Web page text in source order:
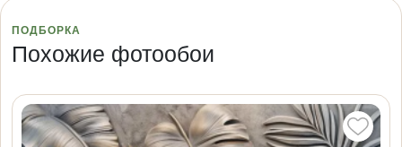
ПОДБОРКА
Похожие фотообои